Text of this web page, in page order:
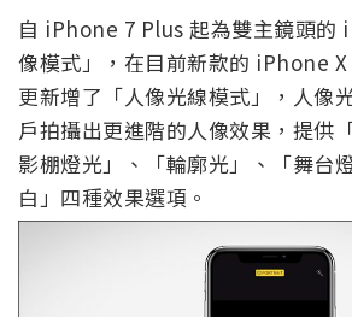
自 iPhone 7 Plus 起為雙主鏡頭的
像模式」，在目前新款的 iPhone
更新增了「人像光線模式」，人像
戶拍攝出更進階的人像效果，提供
影棚燈光」、「輪廓光」、「舞台
白」四種效果選項。